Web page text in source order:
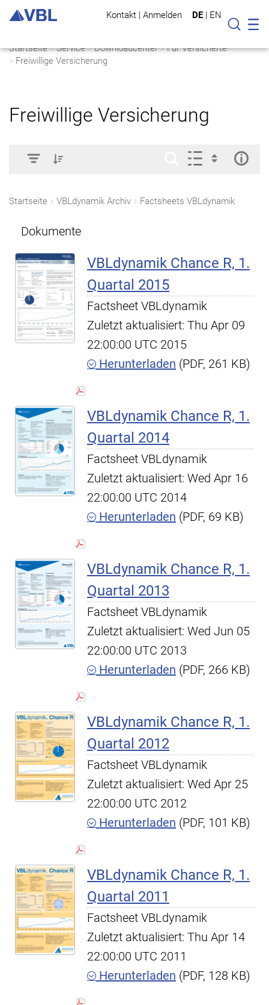
Kontakt | Anmelden DE | EN
Suche
Startseite Service Downloadcenter
Für Versicherte
Freiwillige Versicherung
Freiwillige Versicherung
Startseite VBLdynamik Archiv Factsheets VBLdynamik
Dokumente
VBLdynamik Chance R, 1.
Quartal 2015
Factsheet VBLdynamik
Zuletzt aktualisiert: Thu Apr 09
22:00:00 UTC 2015
Herunterladen (PDF, 261 KB)
VBLdynamik Chance R, 1.
Quartal 2014
Factsheet VBLdynamik
Zuletzt aktualisiert: Wed Apr 16
22:00:00 UTC 2014
Herunterladen (PDF, 69 KB)
VBLdynamik Chance R, 1.
Quartal 2013
Factsheet VBLdynamik
Zuletzt aktualisiert: Wed Jun 05
22:00:00 UTC 2013
Herunterladen (PDF, 266 KB)
VBLdynamik Chance R, 1.
Quartal 2012
Factsheet VBLdynamik
Zuletzt aktualisiert: Wed Apr 25
22:00:00 UTC 2012
Herunterladen (PDF, 101 KB)
VBLdynamik Chance R, 1.
Quartal 2011
Factsheet VBLdynamik
Zuletzt aktualisiert: Thu Apr 14
22:00:00 UTC 2011
Herunterladen (PDF, 128 KB)